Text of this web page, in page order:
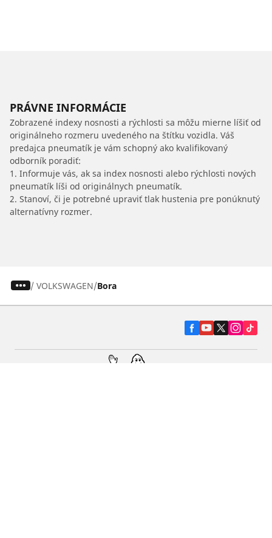
PRÁVNE INFORMÁCIE
Zobrazené indexy nosnosti a rýchlosti sa môžu mierne líšiť od
originálneho rozmeru uvedeného na štítku vozidla. Váš
predajca pneumatík je vám schopný ako kvalifikovaný
odborník poradiť:
1. Informuje vás, ak sa index nosnosti alebo rýchlosti nových
pneumatík líši od originálnych pneumatík.
2. Stanoví, či je potrebné upraviť tlak hustenia pre ponúknutý
alternatívny rozmer.
/ VOLKSWAGEN Bora